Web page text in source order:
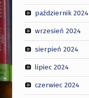
październik 2024
wrzesień 2024
sierpień 2024
lipiec 2024
czerwiec 2024